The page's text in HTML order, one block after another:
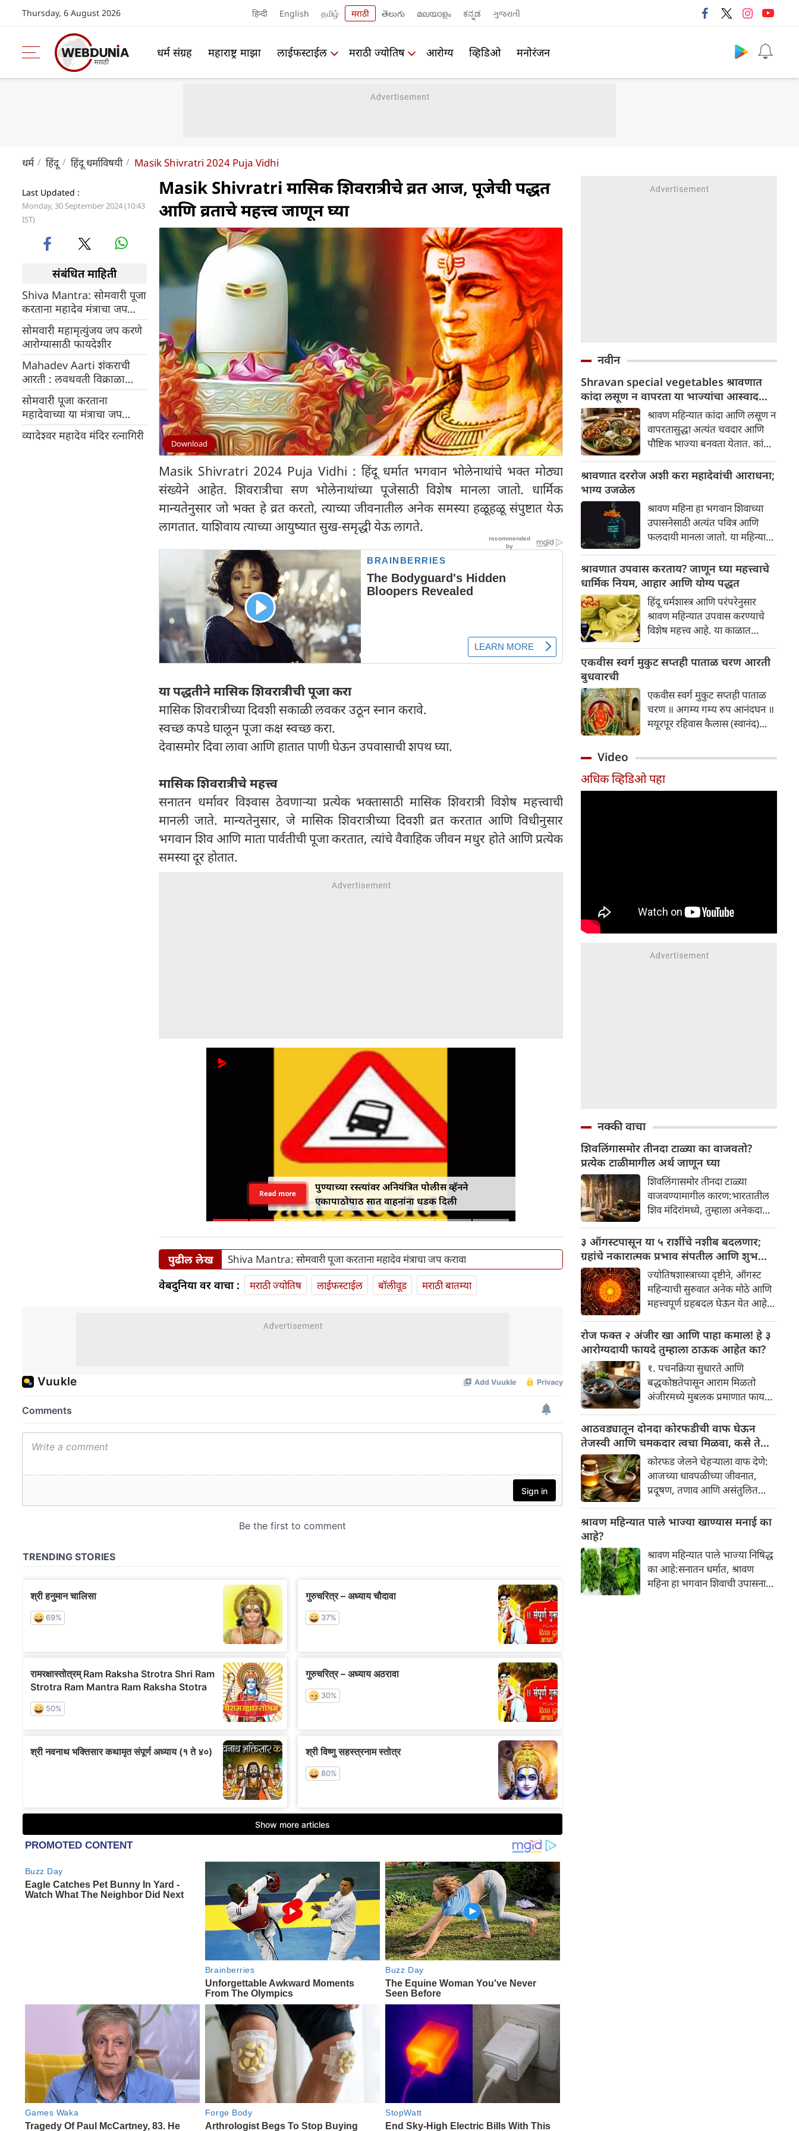
Thursday, 6 August 2026 हिन्दी English தமிழ் मराठी తెలుగు മലയാളം ಕನ್ನಡ ગુજરાતી
धर्म संग्रह महाराष्ट्र माझा लाईफस्टाईल मराठी ज्योतिष आरोग्य व्हिडिओ मनोरंजन
धर्म हिंदू हिंदू धर्माविषयी Masik Shivratri 2024 Puja Vidhi
Last Updated :
Monday, 30 September 2024 (10:43
IST)
संबंधित माहिती
Shiva Mantra: सोमवारी पूजा
करताना महादेव मंत्राचा जप
करावा
सोमवारी महामृत्युंजय जप करणे
आरोग्यासाठी फायदेशीर
Mahadev Aarti शंकराची
आरती : लवथवती विक्राळा
ब्रह्मांडी माळा
सोमवारी पूजा करताना
महादेवाच्या या मंत्राचा जप
करावा
व्यादेश्वर महादेव मंदिर रत्नागिरी
Masik Shivratri मासिक शिवरात्रीचे व्रत आज, पूजेची पद्धत
आणि व्रताचे महत्त्व जाणून घ्या
Download
Masik Shivratri 2024 Puja Vidhi : हिंदू धर्मात भगवान भोलेनाथांचे भक्त मोठ्या
संख्येने आहेत. शिवरात्रीचा सण भोलेनाथांच्या पूजेसाठी विशेष मानला जातो. धार्मिक
मान्यतेनुसार जो भक्त हे व्रत करतो, त्याच्या जीवनातील अनेक समस्या हळूहळू संपुष्टात येऊ
लागतात. याशिवाय त्याच्या आयुष्यात सुख-समृद्धी येऊ लागते.
या पद्धतीने मासिक शिवरात्रीची पूजा करा
मासिक शिवरात्रीच्या दिवशी सकाळी लवकर उठून स्नान करावे.
स्वच्छ कपडे घालून पूजा कक्ष स्वच्छ करा.
देवासमोर दिवा लावा आणि हातात पाणी घेऊन उपवासाची शपथ घ्या.
मासिक शिवरात्रीचे महत्त्व
सनातन धर्मावर विश्वास ठेवणाऱ्या प्रत्येक भक्तासाठी मासिक शिवरात्री विशेष महत्त्वाची
मानली जाते. मान्यतेनुसार, जे मासिक शिवरात्रीच्या दिवशी व्रत करतात आणि विधीनुसार
भगवान शिव आणि माता पार्वतीची पूजा करतात, त्यांचे वैवाहिक जीवन मधुर होते आणि प्रत्येक
समस्या दूर होतात.
पुण्याच्या रस्त्यांवर अनियंत्रित पोलीस व्हॅनने
एकापाठोपाठ सात वाहनांना धडक दिली
Read more
पुढील लेख Shiva Mantra: सोमवारी पूजा करताना महादेव मंत्राचा जप करावा
वेबदुनिया वर वाचा : मराठी ज्योतिष लाईफस्टाईल बॉलीवूड मराठी बातम्या
नवीन
Shravan special vegetables श्रावणात
कांदा लसूण न वापरता या भाज्यांचा आस्वाद
घ्या!
श्रावण महिन्यात कांदा आणि लसूण न
वापरतासुद्धा अत्यंत चवदार आणि
पौष्टिक भाज्या बनवता येतात. कांदा-
मिरची, टोमॅटो, कोथिंबीर, दही, सुके
वापरल्यास भाजीला छान घट्टपणा
आणि अप्रतिम चव येते. श्रावणात
आवर्जून बनवाव्यात अशा काही टेस्टी
आणि सोप्या भाज्यांची यादी आज
आपण पाहणार आहोत.
श्रावणात दररोज अशी करा महादेवांची आराधना;
भाग्य उजळेल
श्रावण महिना हा भगवान शिवाच्या
उपासनेसाठी अत्यंत पवित्र आणि
फलदायी मानला जातो. या महिन्यात
आराधना केल्यास घरात सुख, शांती
आणि समृद्धी येते.तसेच भाग्य देखील
उजळते. तर चला जाणून घेऊ या
श्रावणात दररोज महादेवाची पूजा
कशी करावी,
श्रावणात उपवास करताय? जाणून घ्या महत्त्वाचे
धार्मिक नियम, आहार आणि योग्य पद्धत
हिंदू धर्मशास्त्र आणि परंपरेनुसार
श्रावण महिन्यात उपवास करण्याचे
विशेष महत्त्व आहे. या काळात
आरोग्याच्या दृष्टीने महत्त्वाचे नियम
पाळले जातात:
एकवीस स्वर्ग मुकुट सप्तही पाताळ चरण आरती
बुधवारची
एकवीस स्वर्ग मुकुट सप्तही पाताळ
चरण ॥ अगम्य गम्य रुप आनंदघन ॥
मयूरपूर रहिवास कैलास (स्वानंद)
त्रिनयना ॥ कृपा अमृत घन भवताप
शमना ॥ उजळूं अष्टभावें आरति तव
Video
अधिक व्हिडिओ पहा
नक्की वाचा
शिवलिंगासमोर तीनदा टाळ्या का वाजवतो?
प्रत्येक टाळीमागील अर्थ जाणून घ्या
शिवलिंगासमोर तीनदा टाळ्या
वाजवण्यामागील कारण:भारतातील
शिव मंदिरांमध्ये, तुम्हाला अनेकदा
वाजवताना दिसतील. ही एक सामान्य
प्रथा आहे, पण तुम्ही कधी विचार
केला आहे का की यामागे काय रहस्य
आहे आणि प्रत्येक टाळीचा अर्थ काय
आहे? हा केवळ एक विधी नाही, तर
यामागे खोलवर रुजलेल्या पौराणिक
श्रद्धा, आध्यात्मिक अर्थ आणि काही
वैज्ञानिक तर्कदेखील आहेत. चला, या
अनोख्या परंपरेमागील अर्थ
सविस्तरपणे समजून घेऊया.
३ ऑगस्टपासून या ५ राशींचे नशीब बदलणार;
ग्रहांचे नकारात्मक प्रभाव संपतील आणि शुभ
दिवसांची सुरुवात होईलज्योतिषशास्त्राच्या दृष्टीने, ऑगस्ट
महिन्याची सुरुवात अनेक मोठे आणि
महत्त्वपूर्ण ग्रहबदल घेऊन येत आहे.
हालचाल अनेक राशींच्या जीवनात
सकारात्मक बदल घडवून आणणार
आहे. विशेषतः ३ ऑगस्ट रोजी एक
अत्यंत दुर्मिळ आणि फलदायी
ग्रहस्थिती (संयोग) तयार होत आहे.
या दिवशी तयार होणारे शुभ योग,
ग्रहांची स्थिती आणि या गोचरमुळे
ज्यांचे नशीब उजळणार आहे अशा
भाग्यवान राशींबद्दल आपण जाणून
घेऊया!
रोज फक्त २ अंजीर खा आणि पाहा कमाल! हे ३
आरोग्यदायी फायदे तुम्हाला ठाऊक आहेत का?
१. पचनक्रिया सुधारते आणि
बद्धकोष्ठतेपासून आराम मिळतो
अंजीरमध्ये मुबलक प्रमाणात फायबर
बद्धकोष्ठता, गॅस किंवा अपचनाचा
त्रास होत असेल, तर अंजीर
तुमच्यासाठी वरदान ठरू शकते. हे
आतड्यांची स्वच्छता ठेवण्यास मदत
करते. पचनसंस्था मजबूत करून पोट
साफ होण्यास मदत करते.
आठवड्यातून दोनदा कोरफडीची वाफ घेऊन
तेजस्वी आणि चमकदार त्वचा मिळवा, कसे ते
जाणून घ्या
कोरफड जेलने चेहऱ्याला वाफ देणे:
आजच्या धावपळीच्या जीवनात,
प्रदूषण, तणाव आणि असंतुलित
नकारात्मक परिणाम होऊ शकतो.
होते, ज्यामुळे निस्तेजपणा, मुरुमे
आणि ब्लॅकहेड्स यांसारख्या समस्या
निर्माण होतात.
श्रावण महिन्यात पाले भाज्या खाण्यास मनाई का
आहे?
श्रावण महिन्यात पाले भाज्या निषिद्ध
का आहे:सनातन धर्मात, श्रावण
महिना हा भगवान शिवाची उपासना